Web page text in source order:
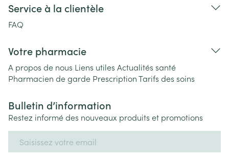
Service à la clientèle
FAQ
Votre pharmacie
A propos de nous Liens utiles Actualités santé
Pharmacien de garde PrescriptionTarifs des soins
Bulletin d’information
Restez informé des nouveaux produits et promotions